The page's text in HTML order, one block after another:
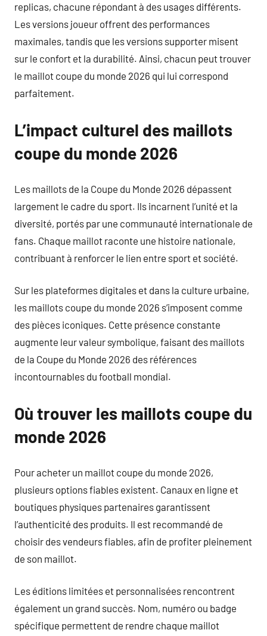
replicas, chacune répondant à des usages différents.
Les versions joueur offrent des performances
maximales, tandis que les versions supporter misent
sur le confort et la durabilité. Ainsi, chacun peut trouver
le maillot coupe du monde 2026 qui lui correspond
parfaitement.
L’impact culturel des maillots
coupe du monde 2026
Les maillots de la Coupe du Monde 2026 dépassent
largement le cadre du sport. Ils incarnent l’unité et la
diversité, portés par une communauté internationale de
fans. Chaque maillot raconte une histoire nationale,
contribuant à renforcer le lien entre sport et société.
Sur les plateformes digitales et dans la culture urbaine,
les maillots coupe du monde 2026 s’imposent comme
des pièces iconiques. Cette présence constante
augmente leur valeur symbolique, faisant des maillots
de la Coupe du Monde 2026 des références
incontournables du football mondial.
Où trouver les maillots coupe du
monde 2026
Pour acheter un maillot coupe du monde 2026,
plusieurs options fiables existent. Canaux en ligne et
boutiques physiques partenaires garantissent
l’authenticité des produits. Il est recommandé de
choisir des vendeurs fiables, afin de profiter pleinement
de son maillot.
Les éditions limitées et personnalisées rencontrent
également un grand succès. Nom, numéro ou badge
spécifique permettent de rendre chaque maillot